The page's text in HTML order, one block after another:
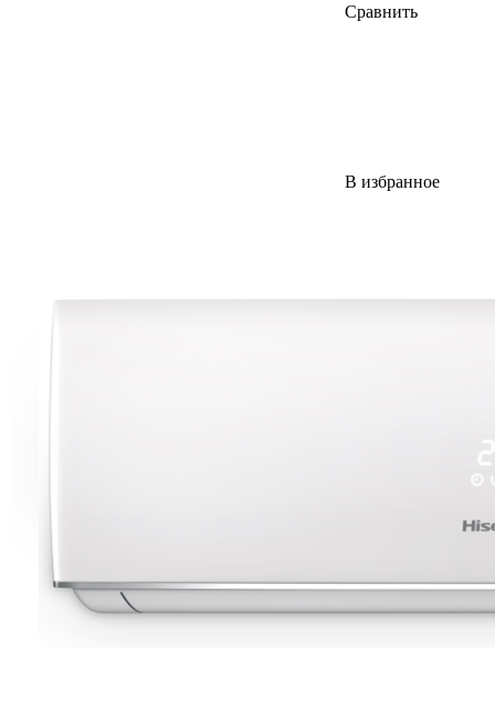
Сравнить
В избранное